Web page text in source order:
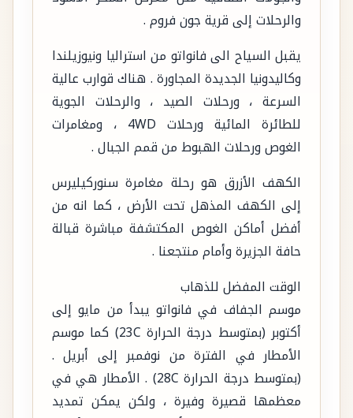
والرحلات إلى قرية جون فروم .
يقبل السياح الى فانواتو من استراليا ونيوزيلندا
وكاليدونيا الجديدة المجاورة . هناك قوارب عالية
السرعة ، ورحلات الصيد ، والرحلات الجوية
للطائرة المائية ورحلات 4WD ، ومغامرات
الغوص ورحلات الهبوط من قمم الجبال .
الكهف الأزرق هو رحلة مغامرة سنوركيليرس
إلى الكهف المذهل تحت الأرض ، كما انه من
أفضل أماكن الغوص المكتشفة مباشرة قبالة
حافة الجزيرة وأمام منتجعنا .
الوقت المفضل للذهاب
موسم الجفاف في فانواتو يبدأ من مايو إلى
أكتوبر (بمتوسط درجة الحرارة 23C) كما موسم
الأمطار في الفترة من نوفمبر إلى أبريل .
(بمتوسط درجة الحرارة 28C) . الأمطار هي في
معظمها قصيرة وفيرة ، ولكن يمكن تمديد